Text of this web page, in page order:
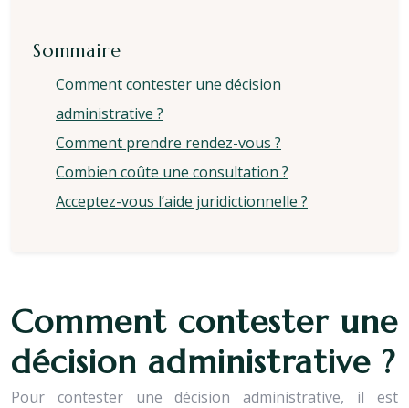
Sommaire
Comment contester une décision
administrative ?
Comment prendre rendez-vous ?
Combien coûte une consultation ?
Acceptez-vous l’aide juridictionnelle ?
Comment contester une
décision administrative ?
Pour contester une décision administrative, il est